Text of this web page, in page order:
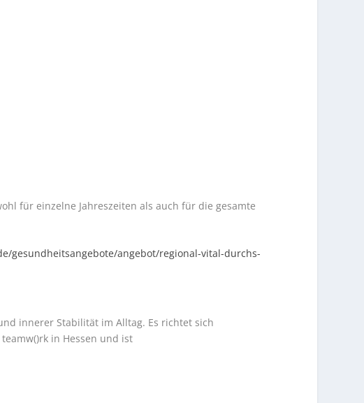
für einzelne Jahreszeiten als auch für die gesamte
gesundheitsangebote/angebot/regional-vital-durchs-
innerer Stabilität im Alltag. Es richtet sich
in Hessen und ist